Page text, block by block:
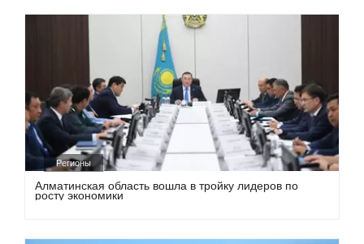
Регионы
Алматинская область вошла в тройку лидеров по
росту экономики